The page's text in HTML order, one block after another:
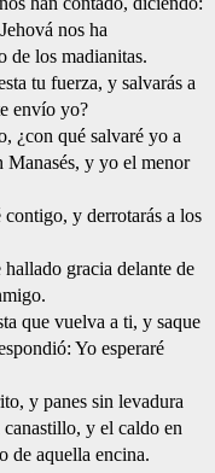
nos ha
de los madianitas.
tu fuerza, y salvarás a
envío yo?
¿con qué salvaré yo a
Manasés, y yo el menor
y derrotarás a los
gracia delante de
que vuelva a ti, y saque
Yo esperaré
y panes sin levadura
y el caldo en
de aquella encina.